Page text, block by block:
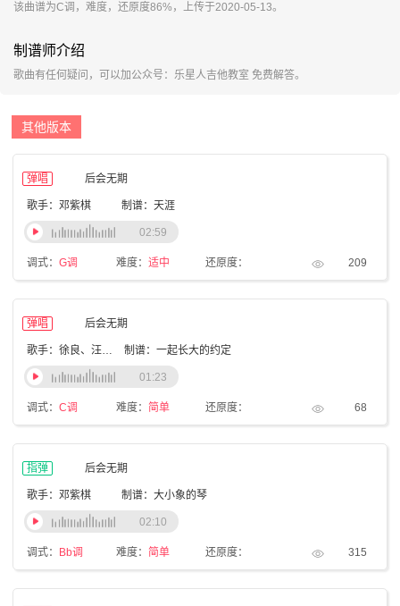
该曲谱为C调，难度，还原度86%，上传于2020-05-13。
制谱师介绍
歌曲有任何疑问，可以加公众号：乐星人吉他教室 免费解答。
其他版本
弹唱 后会无期
歌手：邓紫棋 制谱：天涯
调式： G调 难度： 适中 还原度： 209
02:59
弹唱 后会无期
歌手：徐良、汪苏泷 制谱：一起长大的约定
调式： C调 难度： 简单 还原度： 68
01:23
指弹 后会无期
歌手：邓紫棋 制谱：大小象的琴
调式： Bb调 难度： 简单 还原度： 315
02:10